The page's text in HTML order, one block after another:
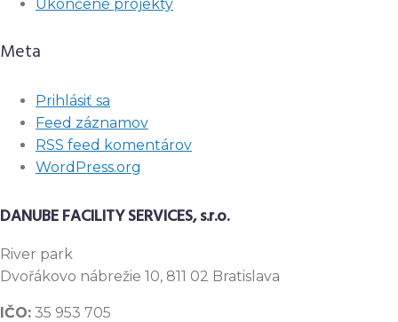
Ukončené projekty
Meta
Prihlásiť sa
Feed záznamov
RSS feed komentárov
WordPress.org
DANUBE FACILITY SERVICES, s.r.o.
River park
Dvořákovo nábrežie 10, 811 02 Bratislava
IČO: 35 953 705